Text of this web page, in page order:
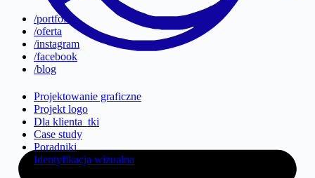
/portfolio
/oferta
/instagram
/facebook
/blog
Projektowanie graficzne
Projekt logo
Dla klienta_tki
Case study
Poradniki
Identyfikacja wizualna